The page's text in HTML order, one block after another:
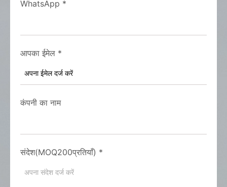
WhatsApp *
आपका ईमेल *
कंपनी का नाम
संदेश(MOQ200प्रतियाँ) *